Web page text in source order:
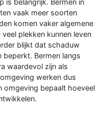
is belangrijk. Bermen in
vaak meer soorten
komen vaker algemene
plekken kunnen leven
blijkt dat schaduw
beperkt. Bermen langs
waardevol zijn als
werken dus
omgeving bepaalt hoeveel